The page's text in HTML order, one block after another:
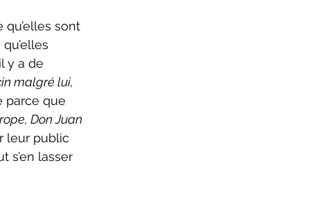
y a de
malgré lui,
parce que
Don Juan
leur public
s’en lasser